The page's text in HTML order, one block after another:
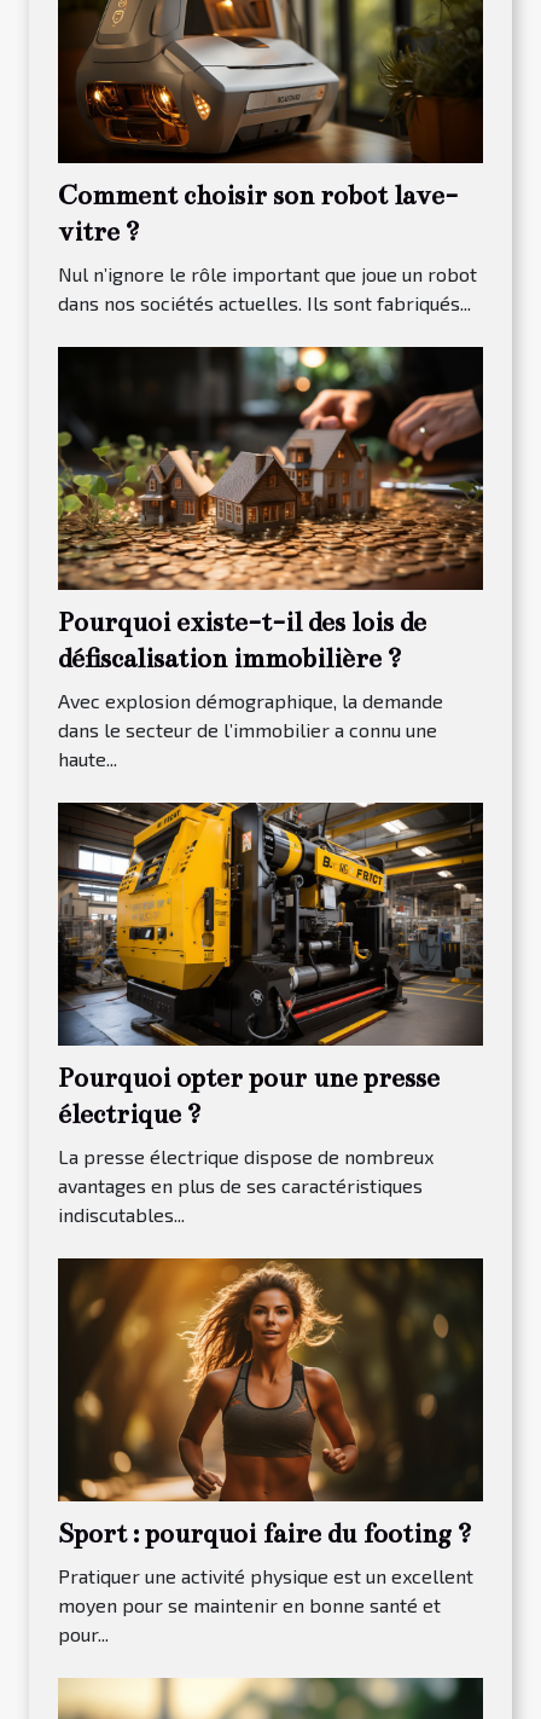
Comment choisir son robot lave-
vitre ?
Nul n’ignore le rôle important que joue un robot
dans nos sociétés actuelles. Ils sont fabriqués...
Pourquoi existe-t-il des lois de
défiscalisation immobilière ?
Avec explosion démographique, la demande
dans le secteur de l’immobilier a connu une
haute...
Pourquoi opter pour une presse
électrique ?
La presse électrique dispose de nombreux
avantages en plus de ses caractéristiques
indiscutables...
Sport : pourquoi faire du footing ?
Pratiquer une activité physique est un excellent
moyen pour se maintenir en bonne santé et
pour...